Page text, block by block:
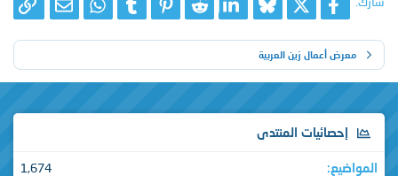
معرض أعمال زين العربية
إحصائيات المنتدى
المواضيع
1,674